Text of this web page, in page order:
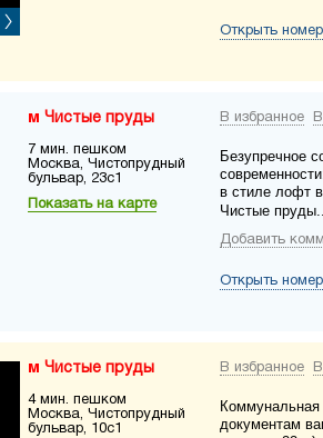
Открыть номер
Чистые пруды
7 мин. пешком
Москва, Чистопрудный
бульвар, 23с1
Показать на карте
В избранное
Безупречное
в стиле лофт
Чистые
Добавить
Открыть номер
Чистые пруды
4 мин. пешком
Москва, Чистопрудный
бульвар, 10с1
В избранное
документам